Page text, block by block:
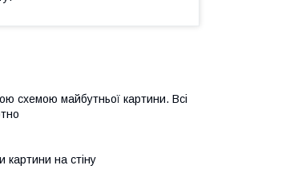
схемою майбутньої картини. Всі
картини на стіну